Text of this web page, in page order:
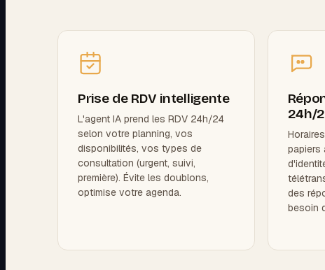
Prise de RDV intelligente
L'agent IA prend les RDV 24h/24
selon votre planning, vos
disponibilités, vos types de
consultation (urgent, suivi,
première). Évite les doublons,
optimise votre agenda.
24h/
papiers
des
besoin